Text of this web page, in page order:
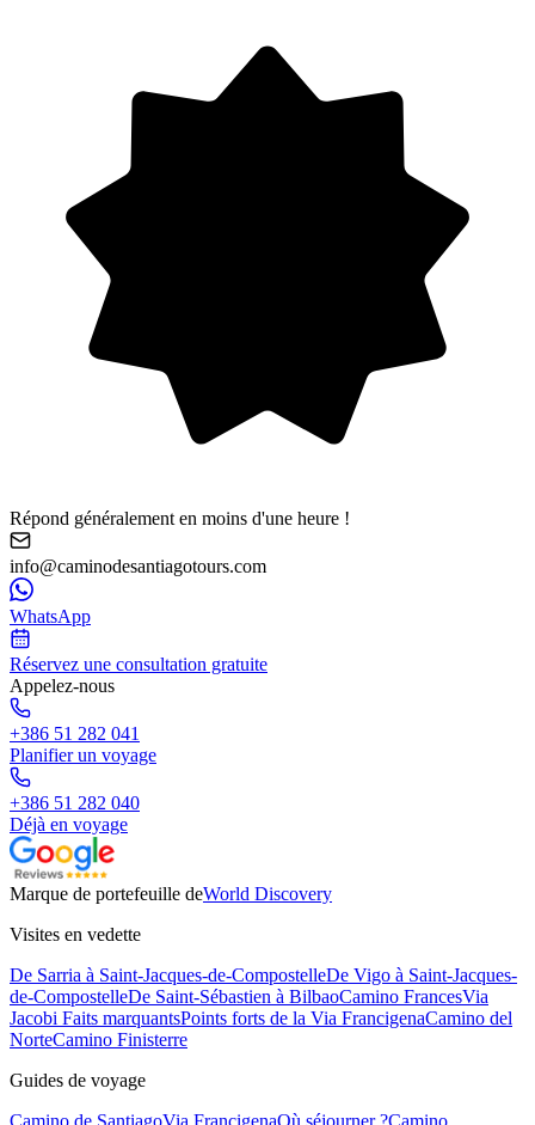
Répond généralement en moins d'une heure !
info@caminodesantiagotours.com
WhatsApp
Réservez une consultation gratuite
Appelez-nous
+386 51 282 041
Planifier un voyage
+386 51 282 040
Déjà en voyage
Marque de portefeuille deWorld Discovery
Visites en vedette
De Sarria à Saint-Jacques-de-CompostelleDe Vigo à Saint-Jacques-
de-CompostelleDe Saint-Sébastien à BilbaoCamino FrancesVia
Jacobi Faits marquantsPoints forts de la Via FrancigenaCamino del
NorteCamino Finisterre
Guides de voyage
Camino de SantiagoVia FrancigenaOù séjourner ?Camino